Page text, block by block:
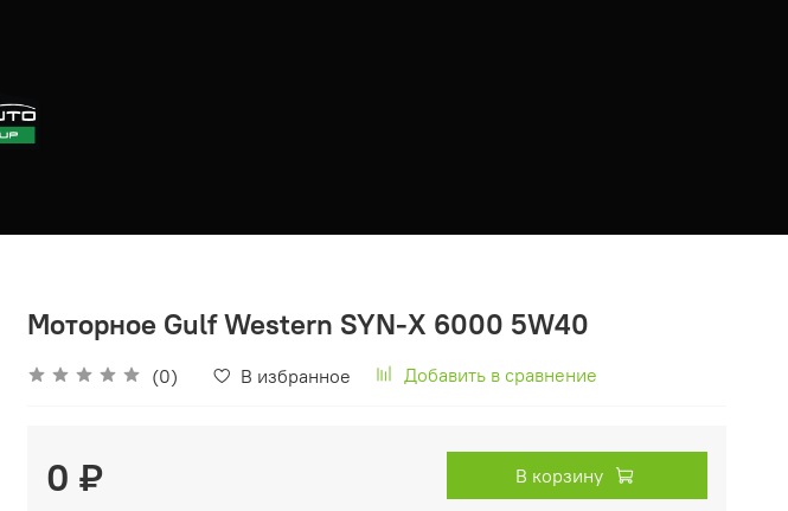
Моторное Gulf Western SYN-X 6000 5W40
(0) В избранное Добавить в сравнение
0 ₽ В корзину